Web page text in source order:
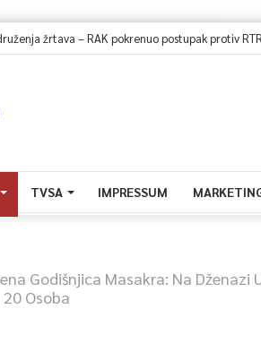
TVSA IMPRESSUM
Godišnjica Masakra: Na Dženazi
Osoba